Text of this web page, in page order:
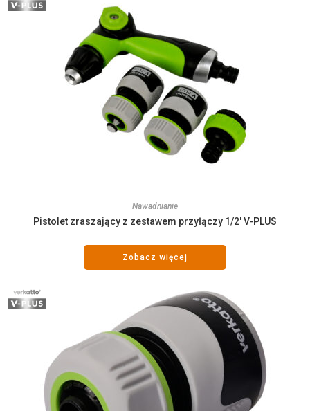
Nawadnianie
Pistolet zraszający z zestawem przyłączy 1/2′ V-PLUS
Zobacz więcej